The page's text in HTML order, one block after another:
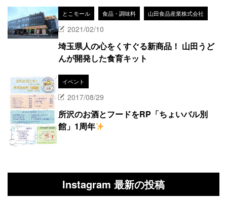
とこモール 食品・調味料 山田食品産業株式会社
2021/02/10
埼玉県人の心をくすぐる新商品！ 山田うど
んが開発した食育キット
イベント
2017/08/29
所沢のお酒とフードをRP「ちょいバル別
館」1周年
Instagram 最新の投稿